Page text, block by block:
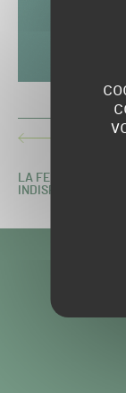
ARTICLE
ARTICLE
LA FERTILISATION
INDISPENSABLE ?